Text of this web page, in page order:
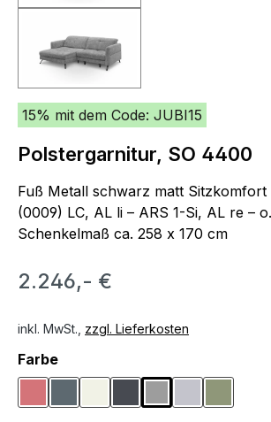
15% mit dem Code: JUBI15
Polstergarnitur, SO 4400
Fuß Metall schwarz matt Sitzkomfort
(0009) LC, AL li – ARS 1-Si, AL re –
Schenkelmaß ca. 258 x 170 cm
2.246,- €
inkl. MwSt., zzgl. Lieferkosten
Farbeauswählen
AltrosaBlaugrau
CremeGraphitfarben
GrauHellgrau